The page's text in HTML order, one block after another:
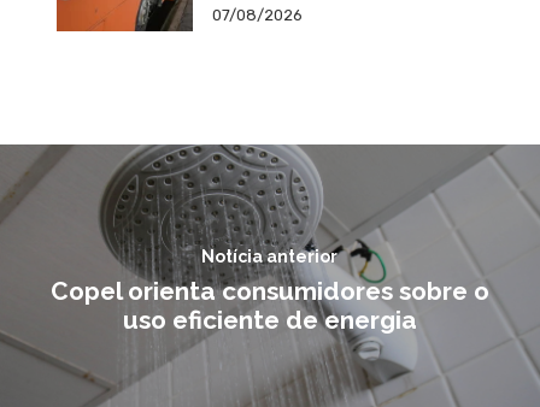
07/08/2026
Notícia anterior
Copel orienta consumidores sobre o
uso eficiente de energia